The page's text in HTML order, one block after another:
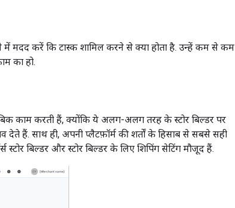
में मदद करें कि टास्क शामिल करने से क्या होता है. उन्हें कम से कम
का हो.
काम करती हैं, क्योंकि ये अलग-अलग तरह के स्टोर बिल्डर पर
हैं. साथ ही, अपनी प्लैटफ़ॉर्म की शर्तों के हिसाब से सबसे सही
बिल्डर और स्टोर बिल्डर के लिए शिपिंग सेटिंग मौजूद हैं.